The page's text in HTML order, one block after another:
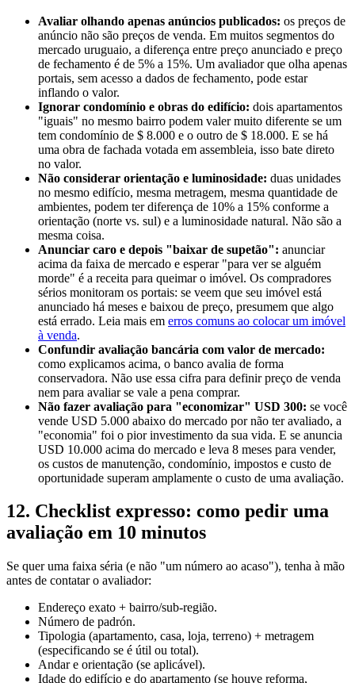
Avaliar olhando apenas anúncios publicados: os preços de
anúncio não são preços de venda. Em muitos segmentos do
mercado uruguaio, a diferença entre preço anunciado e preço
de fechamento é de 5% a 15%. Um avaliador que olha apenas
portais, sem acesso a dados de fechamento, pode estar
inflando o valor.
Ignorar condomínio e obras do edifício: dois apartamentos
"iguais" no mesmo bairro podem valer muito diferente se um
tem condomínio de $ 8.000 e o outro de $ 18.000. E se há
uma obra de fachada votada em assembleia, isso bate direto
no valor.
Não considerar orientação e luminosidade: duas unidades
no mesmo edifício, mesma metragem, mesma quantidade de
ambientes, podem ter diferença de 10% a 15% conforme a
orientação (norte vs. sul) e a luminosidade natural. Não são a
mesma coisa.
Anunciar caro e depois "baixar de supetão": anunciar
acima da faixa de mercado e esperar "para ver se alguém
morde" é a receita para queimar o imóvel. Os compradores
sérios monitoram os portais: se veem que seu imóvel está
anunciado há meses e baixou de preço, presumem que algo
está errado. Leia mais em erros comuns ao colocar um imóvel
à venda.
Confundir avaliação bancária com valor de mercado:
como explicamos acima, o banco avalia de forma
conservadora. Não use essa cifra para definir preço de venda
nem para avaliar se vale a pena comprar.
Não fazer avaliação para "economizar" USD 300: se você
vende USD 5.000 abaixo do mercado por não ter avaliado, a
"economia" foi o pior investimento da sua vida. E se anuncia
USD 10.000 acima do mercado e leva 8 meses para vender,
os custos de manutenção, condomínio, impostos e custo de
oportunidade superam amplamente o custo de uma avaliação.
12. Checklist expresso: como pedir uma
avaliação em 10 minutos
Se quer uma faixa séria (e não "um número ao acaso"), tenha à mão
antes de contatar o avaliador:
Endereço exato + bairro/sub-região.
Número de padrón.
Tipologia (apartamento, casa, loja, terreno) + metragem
(especificando se é útil ou total).
Andar e orientação (se aplicável).
Idade do edifício e do apartamento (se houve reforma,